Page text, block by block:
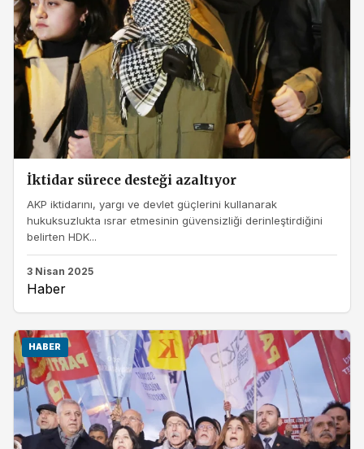
İktidar sürece desteği azaltıyor
AKP iktidarını, yargı ve devlet güçlerini kullanarak
hukuksuzlukta ısrar etmesinin güvensizliği derinleştirdiğini
belirten HDK...
3 Nisan 2025
Haber
HABER